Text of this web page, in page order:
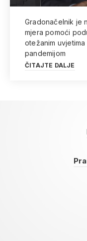
Gradonačelnik je
mjera pomoći
otežanim
pandemijom
ČITAJTE DALJE